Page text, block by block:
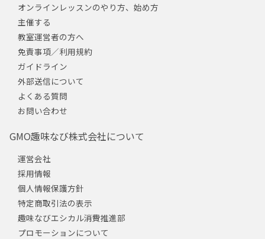
オンラインレッスンのやり方、始め方
主催する
教室運営者の方へ
免責事項／利用規約
ガイドライン
外部送信について
よくある質問
お問い合わせ
GMO趣味なび株式会社について
運営会社
採用情報
個人情報保護方針
特定商取引法の表示
趣味なびエシカル消費推進部
プロモーションについて